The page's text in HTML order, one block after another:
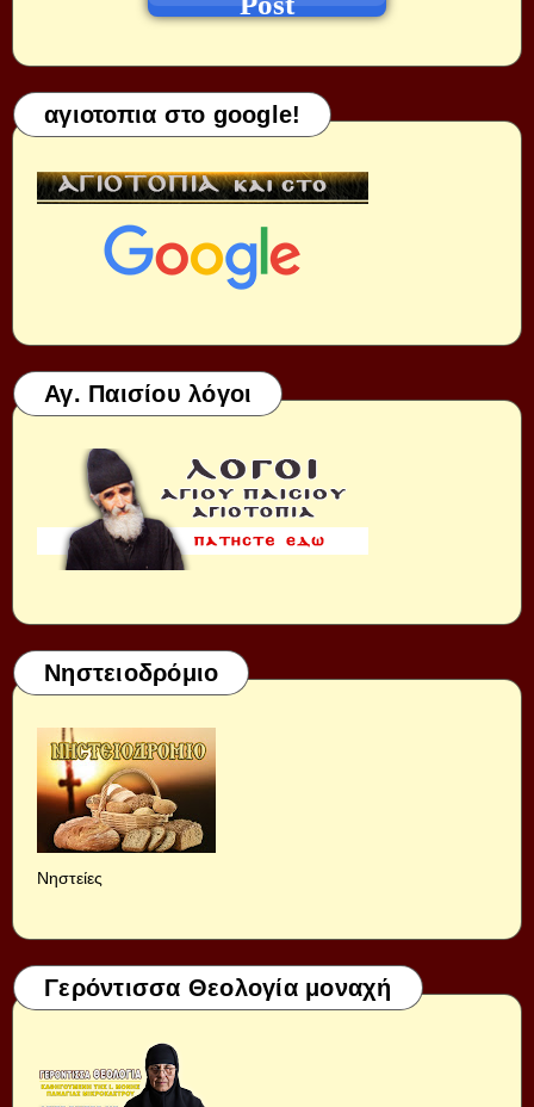
αγιοτοπια στο google!
Αγ. Παισίου λόγοι
Νηστειοδρόμιο
Νηστείες
Γερόντισσα Θεολογία μοναχή